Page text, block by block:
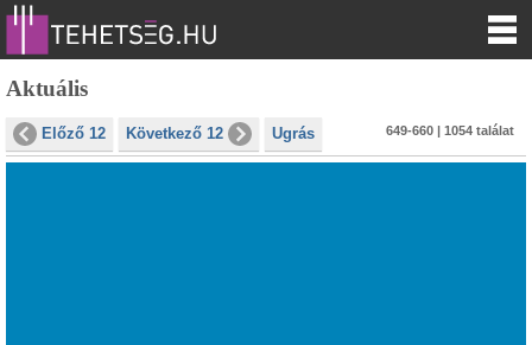
Aktuális
Előző 12 Következő 12 Ugrás 649-660 | 1054 találat